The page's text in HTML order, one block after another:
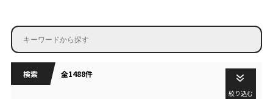
検索 全1488件
絞り込む